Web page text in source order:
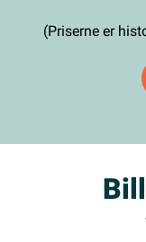
(Priserne er